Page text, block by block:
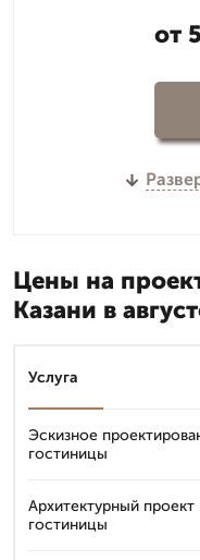
от
Цены на
Казани в
Услуга
Эскизное
гостиницы
Архитектурный проект
гостиницы